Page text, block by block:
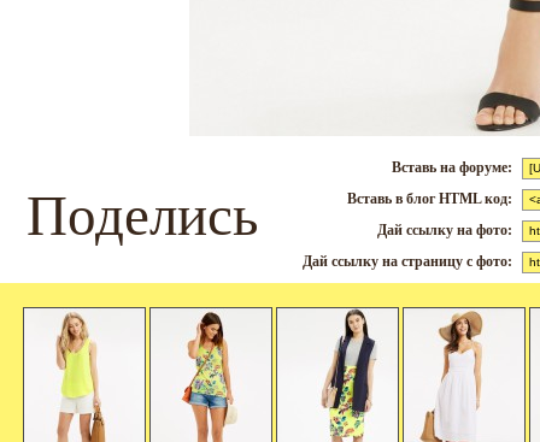
Поделись
Вставь на форуме:
Вставь в блог HTML код:
Дай ссылку на фото:
Дай ссылку на страницу с фото: